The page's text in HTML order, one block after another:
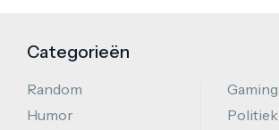
Categorieën
Random
Humor
Gaming
Politiek